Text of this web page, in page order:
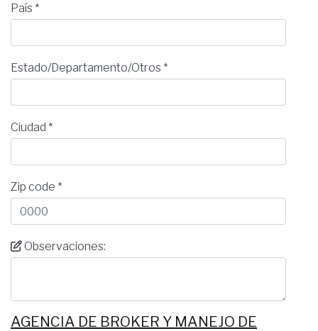
País *
Estado/Departamento/Otros *
Ciudad *
Zip code *
Observaciones:
AGENCIA DE BROKER Y MANEJO DE